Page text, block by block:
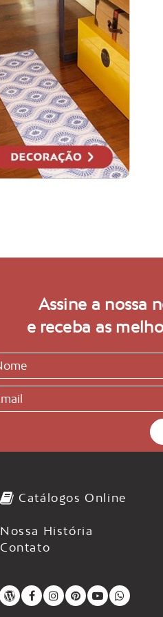
Assine a nossa
e receba as
Catálogos Online
Nossa História
Contato